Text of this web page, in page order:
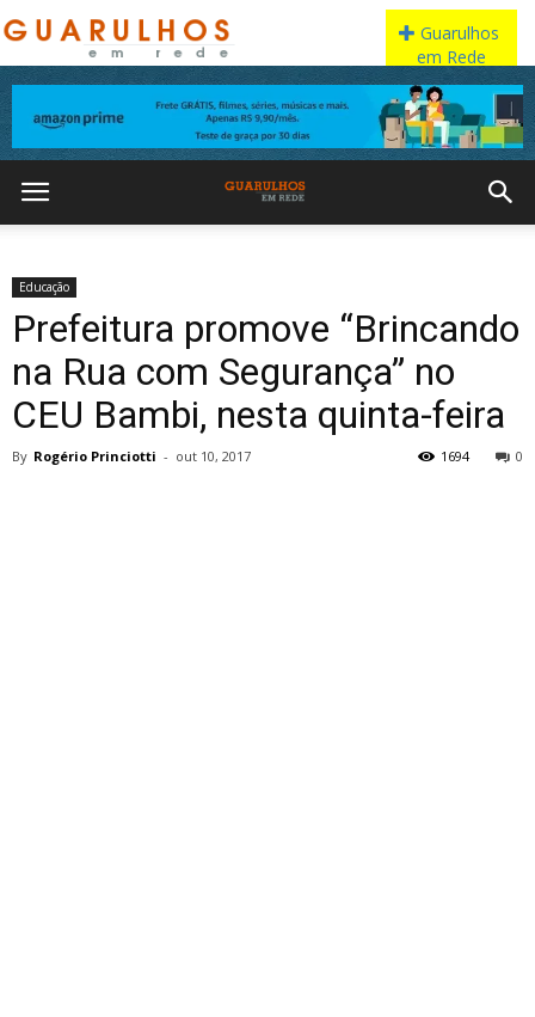
Educação
Prefeitura promove “Brincando
na Rua com Segurança” no
CEU Bambi, nesta quinta-feira
By Rogério Princiotti - out 10, 2017 0
1694